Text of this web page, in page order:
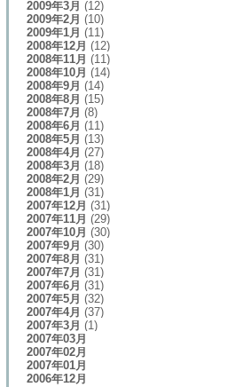
2009年3月 (12)
2009年2月 (10)
2009年1月 (11)
2008年12月 (12)
2008年11月 (11)
2008年10月 (14)
2008年9月 (14)
2008年8月 (15)
2008年7月 (8)
2008年6月 (11)
2008年5月 (13)
2008年4月 (27)
2008年3月 (18)
2008年2月 (29)
2008年1月 (31)
2007年12月 (31)
2007年11月 (29)
2007年10月 (30)
2007年9月 (30)
2007年8月 (31)
2007年7月 (31)
2007年6月 (31)
2007年5月 (32)
2007年4月 (37)
2007年3月 (1)
2007年03月
2007年02月
2007年01月
2006年12月